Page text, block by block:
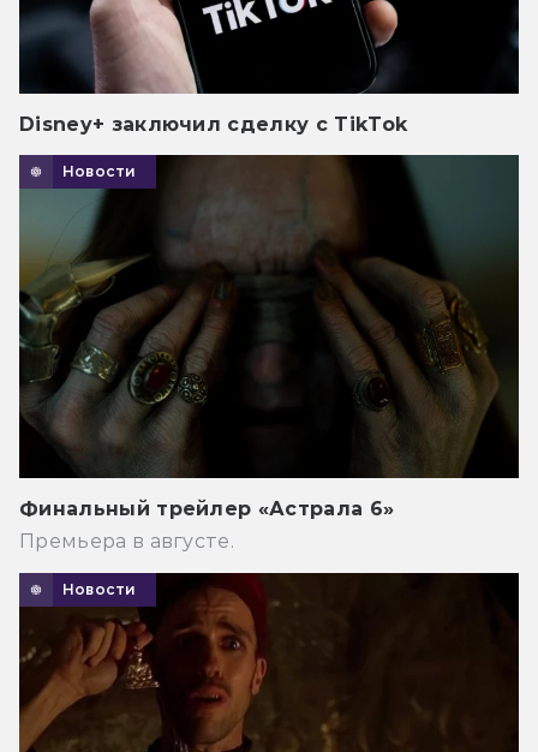
Disney+ заключил сделку с TikTok
Новости
Финальный трейлер «Астрала 6»
Премьера в августе.
Новости